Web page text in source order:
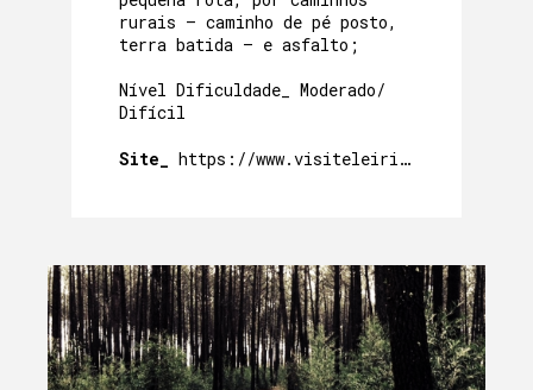
rurais – caminho de pé posto,
terra batida – e asfalto;
Nível Dificuldade_ Moderado/
Difícil
Site_ https://www.visiteleiria.pt/